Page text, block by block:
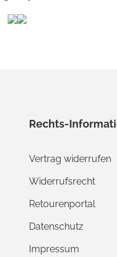
Rechts-
Vertrag widerrufen
Widerrufsrecht
Retourenportal
Datenschutz
Impressum